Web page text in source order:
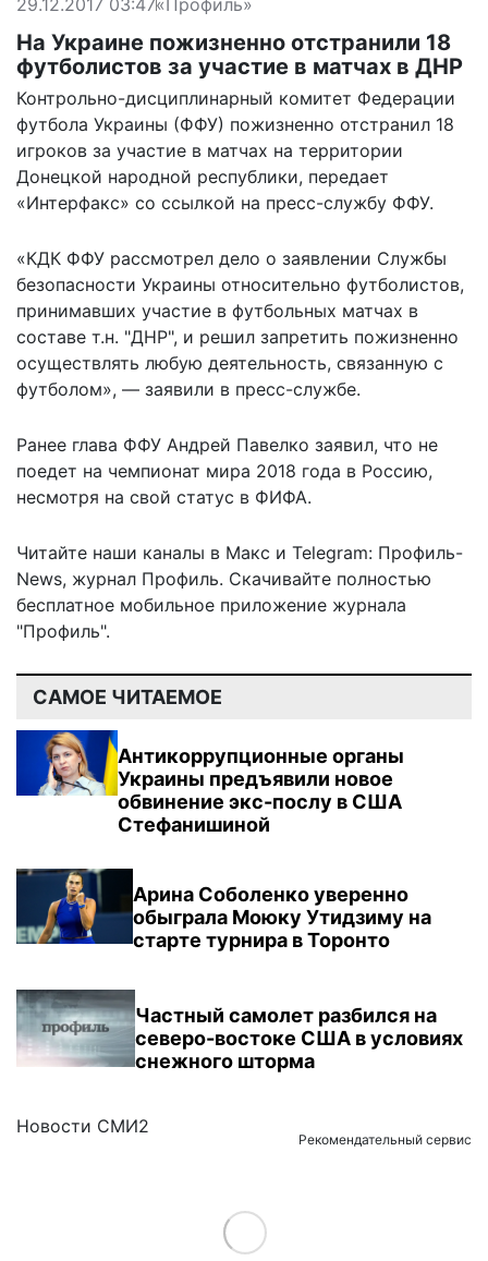
На Украине пожизненно отстранили 18
футболистов за участие в матчах в ДНР
Контрольно-дисциплинарный комитет Федерации
футбола Украины (ФФУ) пожизненно отстранил 18
игроков за участие в матчах на территории
Донецкой народной республики, передает
«Интерфакс» со ссылкой на пресс-службу ФФУ.
«КДК ФФУ рассмотрел дело о заявлении Службы
безопасности Украины относительно футболистов,
принимавших участие в футбольных матчах в
составе т.н. "ДНР", и решил запретить пожизненно
осуществлять любую деятельность, связанную с
футболом», — заявили в пресс-службе.
Ранее глава ФФУ Андрей Павелко заявил, что не
поедет на чемпионат мира 2018 года в Россию,
несмотря на свой статус в ФИФА.
Читайте наши каналы в Макс и Telegram: Профиль-
News, журнал Профиль. Скачивайте полностью
бесплатное мобильное приложение журнала
"Профиль".
САМОЕ ЧИТАЕМОЕ
Антикоррупционные органы
Украины предъявили новое
обвинение экс-послу в США
Стефанишиной
Арина Соболенко уверенно
обыграла Моюку Утидзиму на
старте турнира в Торонто
Частный самолет разбился на
северо-востоке США в условиях
снежного шторма
Новости СМИ2
Рекомендательный сервис
Load More